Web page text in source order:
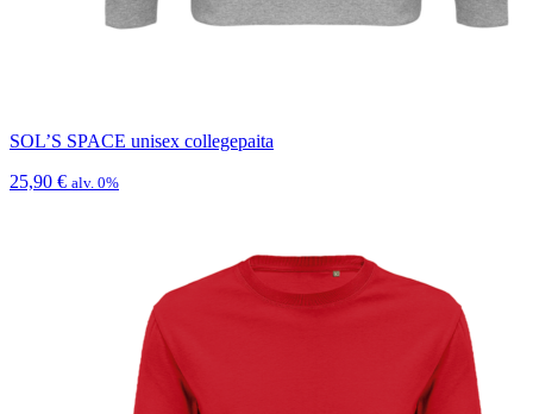
SOL’S SPACE unisex collegepaita
25,90 € alv. 0%